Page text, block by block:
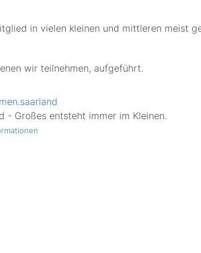
in vielen kleinen und mittleren meist
wir teilnehmen, aufgeführt.
- Großes entsteht immer im Kleinen.